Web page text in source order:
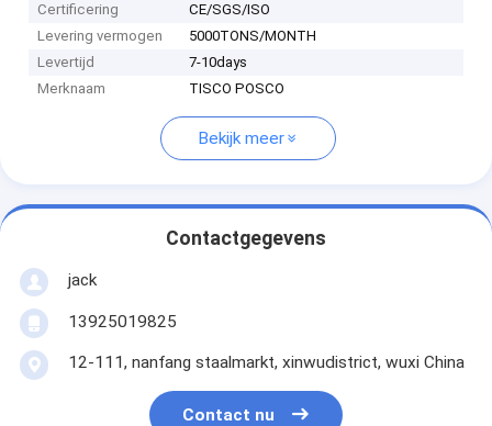
Certificering
CE/SGS/ISO
Levering vermogen
5000TONS/MONTH
Levertijd
7-10days
Merknaam
TISCO POSCO
Bekijk meer
Contactgegevens
jack
13925019825
12-111, nanfang staalmarkt, xinwudistrict, wuxi China
Contact nu